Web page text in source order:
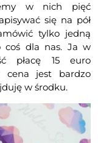
w nich pięć
się na pół
tylko jedną
coś dla nas. Ja w
płacę 15 euro
cena jest bardzo
w środku.